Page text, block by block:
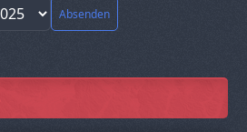
Absenden